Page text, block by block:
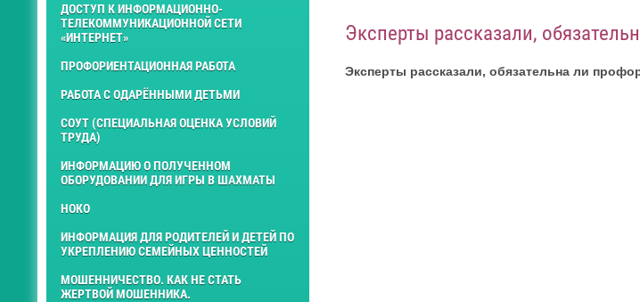
ДОСТУП К ИНФОРМАЦИОННО-
ТЕЛЕКОММУНИКАЦИОННОЙ СЕТИ
«ИНТЕРНЕТ»
ПРОФОРИЕНТАЦИОННАЯ РАБОТА
РАБОТА С ОДАРЁННЫМИ ДЕТЬМИ
СОУТ (СПЕЦИАЛЬНАЯ ОЦЕНКА УСЛОВИЙ
ТРУДА)
ИНФОРМАЦИЮ О ПОЛУЧЕННОМ
ОБОРУДОВАНИИ ДЛЯ ИГРЫ В ШАХМАТЫ
НОКО
ИНФОРМАЦИЯ ДЛЯ РОДИТЕЛЕЙ И ДЕТЕЙ ПО
УКРЕПЛЕНИЮ СЕМЕЙНЫХ ЦЕННОСТЕЙ
МОШЕННИЧЕСТВО. КАК НЕ СТАТЬ
ЖЕРТВОЙ МОШЕННИКА.
Эксперты рассказали,
Эксперты рассказали, обязательна ли